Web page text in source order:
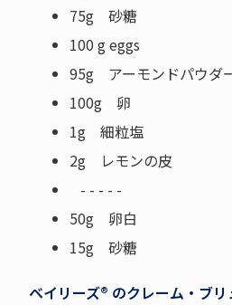
75g 砂糖
100 g eggs
95g アーモンドパウダ
100g 卵
1g 細粒塩
2g レモンの皮
- - - - -
50g 卵白
15g 砂糖
ベイリーズ® のクレーム・ブリ